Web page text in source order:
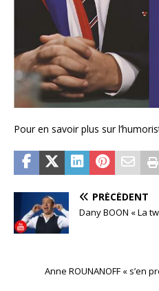
Pour en savoir plus sur
PRÉCÉDENT
Dany BOON « La
Anne ROUNANOFF « s’en